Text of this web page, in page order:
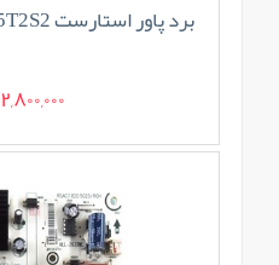
برد پاور استارست 55T2S2
2,800,000 تومان